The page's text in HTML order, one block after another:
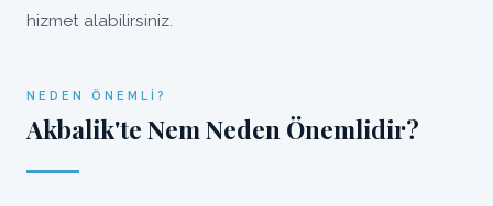
hizmet alabilirsiniz.
NEDEN ÖNEMLI?
Akbalik'te Nem Neden Önemlidir?